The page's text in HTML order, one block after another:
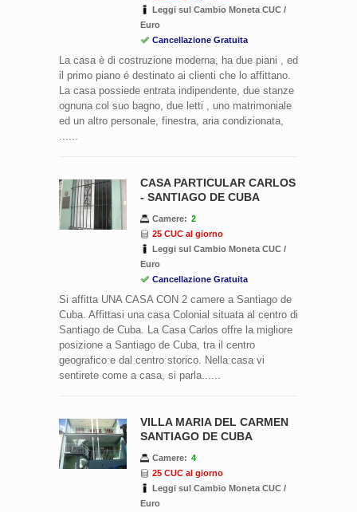
Leggi sul Cambio Moneta CUC /
Euro
Cancellazione Gratuita
La casa è di costruzione moderna, ha due piani , ed
il primo piano é destinato ai clienti che lo affittano.
La casa possiede entrata indipendente, due stanze
ognuna col suo bagno, due letti , uno matrimoniale
ed un altro personale, finestra, aria condizionata,
CASA PARTICULAR CARLOS
- SANTIAGO DE CUBA
Camere: 2
25 CUC al giorno
Leggi sul Cambio Moneta CUC /
Euro
Cancellazione Gratuita
Si affitta UNA CASA CON 2 camere a Santiago de
Cuba. Affittasi una casa Colonial situata al centro di
Santiago de Cuba. La Casa Carlos offre la migliore
posizione a Santiago de Cuba, tra il centro
geografico e dal centro storico. Nella casa vi
sentirete come a casa, si parla......
VILLA MARIA DEL CARMEN
SANTIAGO DE CUBA
Camere: 4
25 CUC al giorno
Leggi sul Cambio Moneta CUC /
Euro